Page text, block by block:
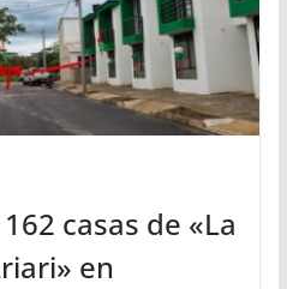
casas de «La
en